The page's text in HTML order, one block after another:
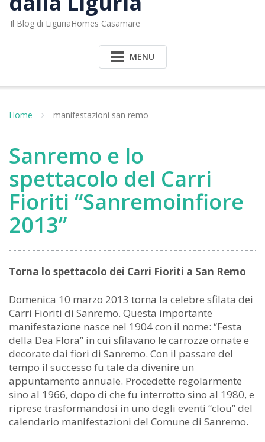
Il Blog di LiguriaHomes Casamare
MENU
Home manifestazioni san remo
Sanremo e lo
spettacolo del Carri
Fioriti “Sanremoinfiore
2013”
Torna lo spettacolo dei Carri Fioriti a San Remo
Domenica 10 marzo 2013 torna la celebre sfilata dei
Carri Fioriti di Sanremo. Questa importante
manifestazione nasce nel 1904 con il nome: “Festa
della Dea Flora” in cui sfilavano le carrozze ornate e
decorate dai fiori di Sanremo. Con il passare del
tempo il successo fu tale da divenire un
appuntamento annuale. Procedette regolarmente
sino al 1966, dopo di che fu interrotto sino al 1980, e
riprese trasformandosi in uno degli eventi “clou” del
calendario manifestazioni del Comune di Sanremo.